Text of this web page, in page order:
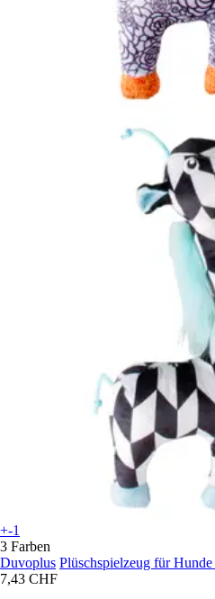
+-1
3 Farben
Duvoplus Plüschspielzeug für
7,43 CHF